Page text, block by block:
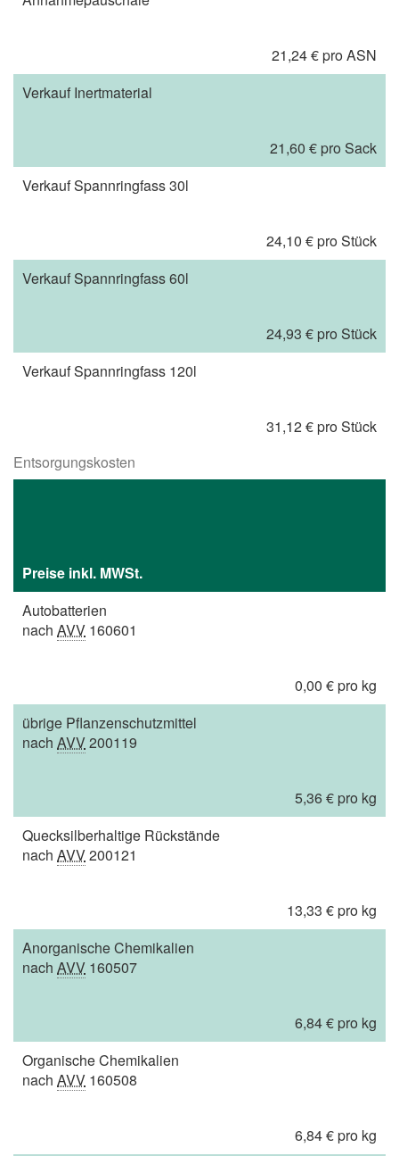
21,24 € pro ASN
Verkauf Inertmaterial
21,60 € pro Sack
Verkauf Spannringfass 30l
24,10 € pro Stück
Verkauf Spannringfass 60l
24,93 € pro Stück
Verkauf Spannringfass 120l
31,12 € pro Stück
Entsorgungskosten
Preise inkl. MWSt.
Autobatterien
nach AVV 160601
0,00 € pro kg
übrige Pflanzenschutzmittel
nach AVV200119
5,36 € pro kg
Quecksilberhaltige Rückstände
nach AVV200121
13,33 € pro kg
Anorganische Chemikalien
nach AVV 160507
6,84 € pro kg
Organische Chemikalien
nach AVV 160508
6,84 € pro kg